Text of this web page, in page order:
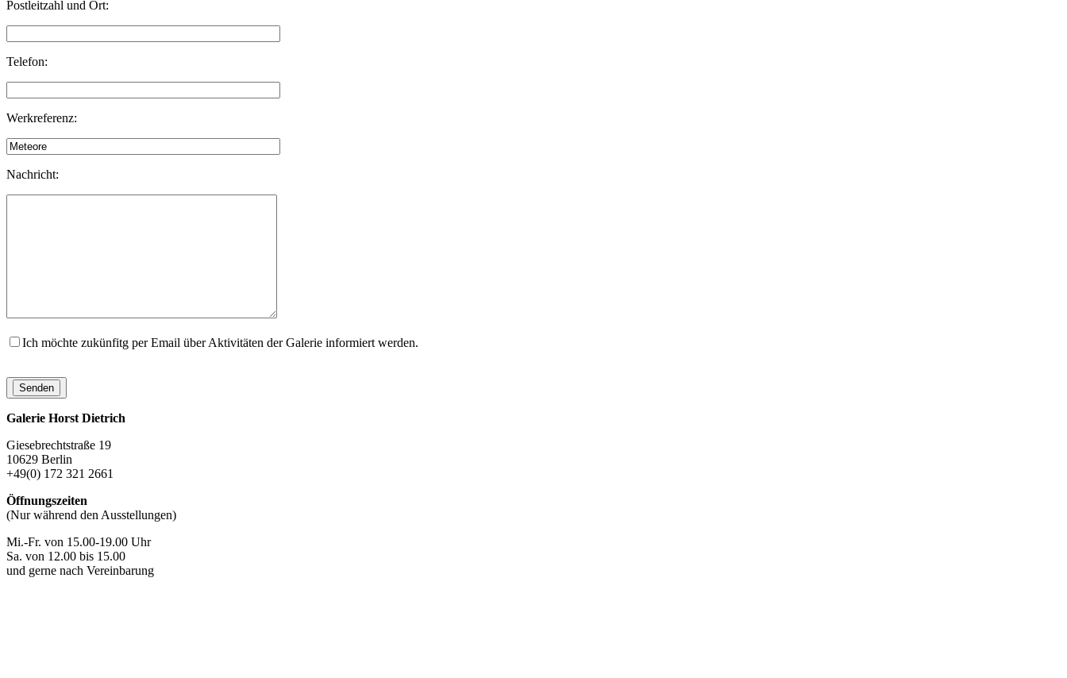
Postleitzahl und Ort:
Telefon:
Werkreferenz:
Nachricht:
Ich möchte zukünfitg per Email über Aktivitäten der Galerie informiert werden.
Galerie Horst Dietrich
Giesebrechtstraße 19
10629 Berlin
+49(0) 172 321 2661
Öffnungszeiten
(Nur während den Ausstellungen)
Mi.-Fr. von 15.00-19.00 Uhr
Sa. von 12.00 bis 15.00
und gerne nach Vereinbarung